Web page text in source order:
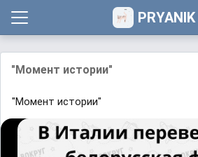
PRYANIK
"Момент истории"
"Момент истории"